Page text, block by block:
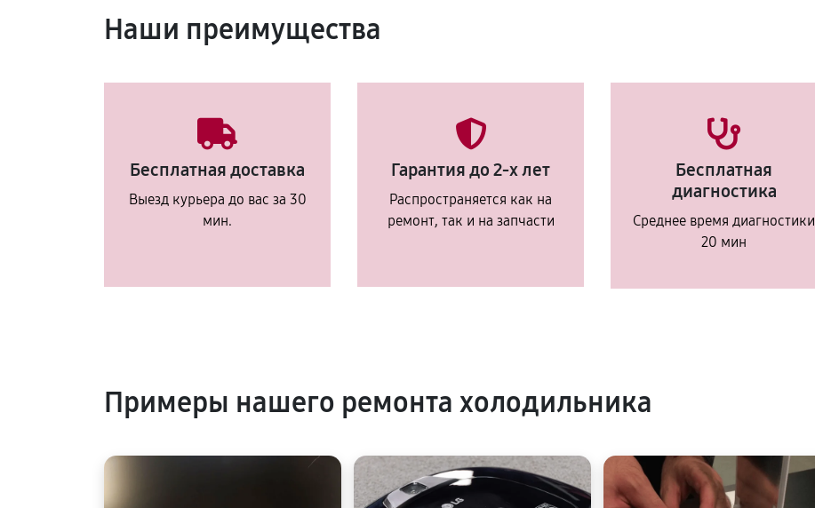
Наши преимущества
Бесплатная доставка
Выезд курьера до вас за 30
мин.
Гарантия до 2-х лет
Распространяется как на
ремонт, так и на запчасти
Бесплатная
диагностика
Среднее время диагностики
20 мин
Примеры нашего ремонта холодильника